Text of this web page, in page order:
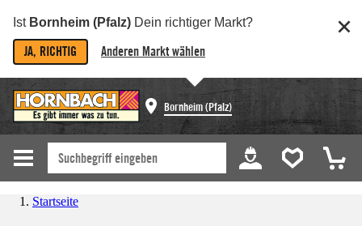
Ist Bornheim (Pfalz) Dein richtiger Markt?
JA, RICHTIG Anderen Markt wählen
Bornheim (Pfalz)
Startseite